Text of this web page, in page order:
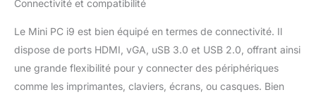
fonctionnement stable à long terme du mini-
ordinateur mesure seulement 7,75 x 7,75 x
1,88in, 5,5lb, facile à transporter à tout
moment, n'importe où. Montez le mini pc à
l'arrière du moniteur via l'interface VESA, ce
Connectivité et compatibilité
Le Mini PC i9 est bien équipé en termes de connectivité. Il
dispose de ports HDMI, vGA, uSB 3.0 et USB 2.0, offrant ainsi
une grande flexibilité pour y connecter des périphériques
comme les imprimantes, claviers, écrans, ou casques. Bien